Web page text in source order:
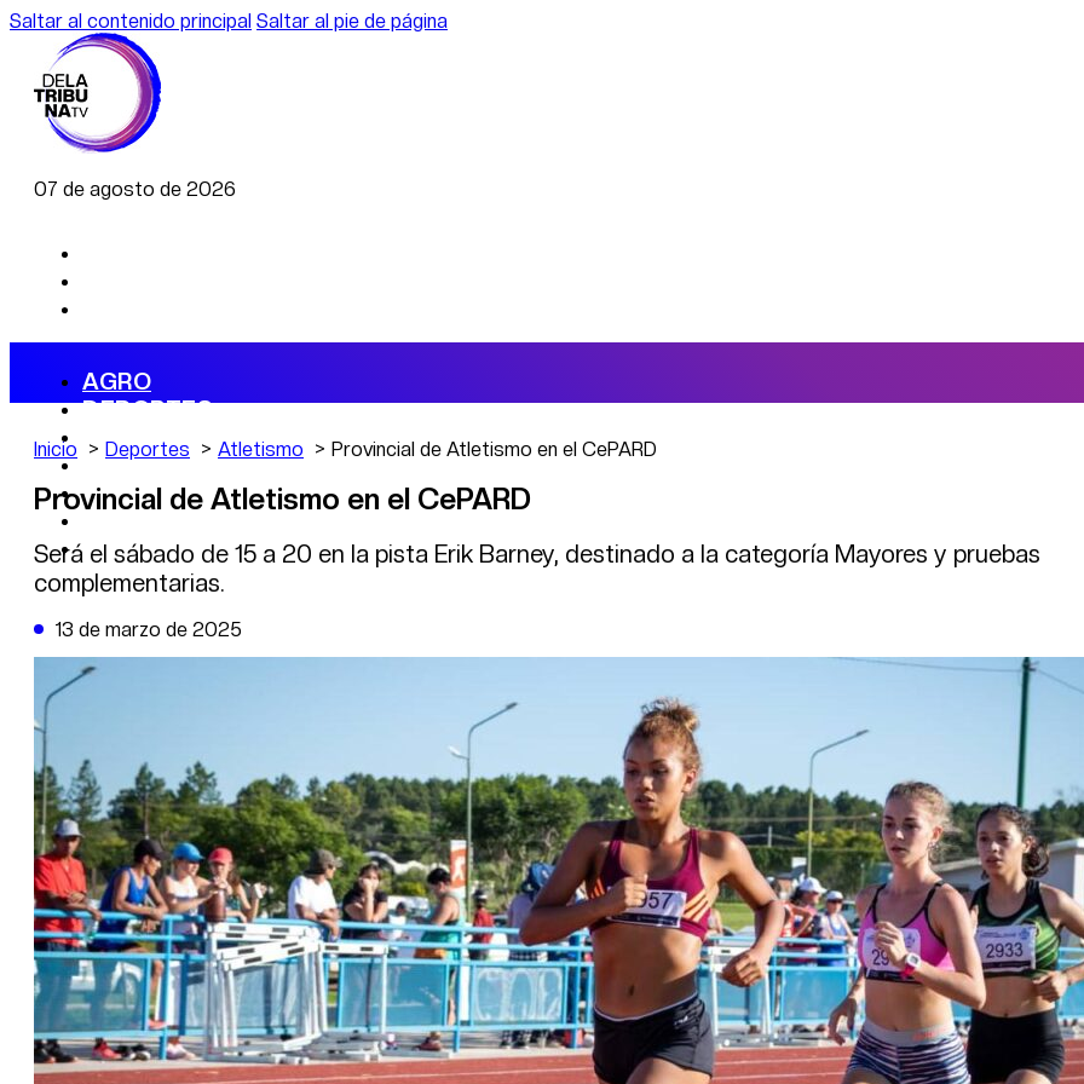
Saltar al contenido principal Saltar al pie de página
07 de agosto de 2026
AGRO
DEPORTES
ECONOMÍA
POLÍTICA
CAMBIO CLIMÁTICO
DE LA TRIBUNA TV
Inicio Deportes Atletismo Provincial de Atletismo en el CePARD
Provincial de Atletismo en el CePARD
Será el sábado de 15 a 20 en la pista Erik Barney, destinado a la categoría Mayores y pruebas
complementarias.
13 de marzo de 2025